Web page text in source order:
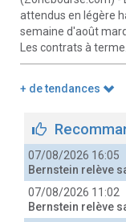
attendus en légère
semaine d'août
Les contrats à terme...
+ de tendances
07/08/2026 16:05
Bernstein relève
07/08/2026 11:02
Bernstein relève